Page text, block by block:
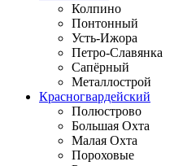
Колпино
Понтонный
Усть-Ижора
Петро-Славянка
Сапёрный
Металлострой
Красногвардейский
Полюстрово
Большая Охта
Малая Охта
Пороховые